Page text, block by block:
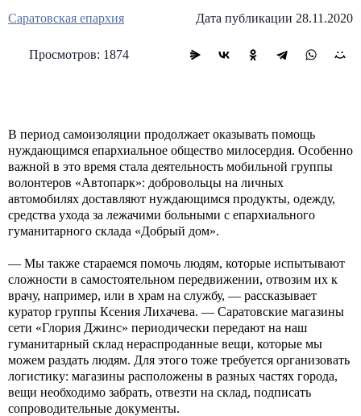
Саратовская епархия Дата публикации 28.11.2020
Просмотров: 1874
В период самоизоляции продолжает оказывать помощь
нуждающимся епархиальное общество милосердия. Особенно
важной в это время стала деятельность мобильной группы
волонтеров «Автопарк»: добровольцы на личных
автомобилях доставляют нуждающимся продукты, одежду,
средства ухода за лежачими больными с епархиального
гуманитарного склада «Добрый дом».
— Мы также стараемся помочь людям, которые испытывают
сложности в самостоятельном передвижении, отвозим их к
врачу, например, или в храм на службу, — рассказывает
куратор группы Ксения Лихачева. — Саратовские магазины
сети «Глория Джинс» периодически передают на наш
гуманитарный склад нераспроданные вещи, которые мы
можем раздать людям. Для этого тоже требуется организовать
логистику: магазины расположены в разных частях города,
вещи необходимо забрать, отвезти на склад, подписать
сопроводительные документы.